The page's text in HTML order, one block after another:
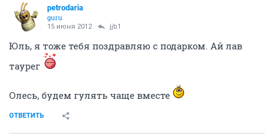
petrodaria
guru
15 июня 2012 jjb1
Юль, я тоже тебя поздравляю с подарком. Ай лав
таурег
Олесь, будем гулять чаще вместе
ОТВЕТИТЬ